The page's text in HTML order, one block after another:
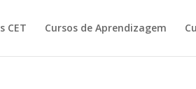
CET Cursos de Aprendizagem